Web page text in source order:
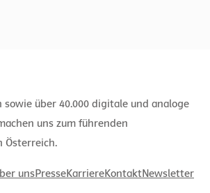
sowie über 40.000 digitale und analoge
uns zum führenden
Österreich.
unsPresseKarriereKontaktNewsletter